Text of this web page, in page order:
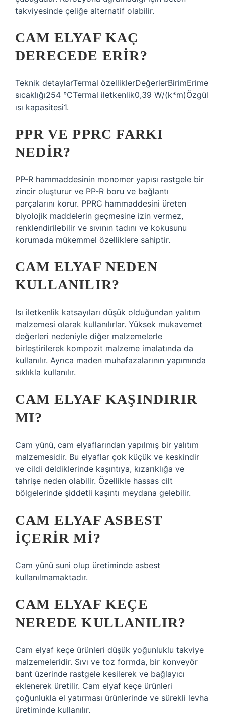
takviyesinde çeliğe alternatif olabilir.
CAM ELYAF KAÇ
DERECEDE ERIR?
Teknik detaylarTermal özelliklerDeğerlerBirimErime
sıcaklığı254 °CTermal iletkenlik0,39 W/(k*m)Özgül
ısı kapasitesi1.
PPR VE PPRC FARKI
NEDIR?
PP-R hammaddesinin monomer yapısı rastgele bir
zincir oluşturur ve PP-R boru ve bağlantı
parçalarını korur. PPRC hammaddesini üreten
biyolojik maddelerin geçmesine izin vermez,
renklendirilebilir ve sıvının tadını ve kokusunu
korumada mükemmel özelliklere sahiptir.
CAM ELYAF NEDEN
KULLANILIR?
Isı iletkenlik katsayıları düşük olduğundan yalıtım
malzemesi olarak kullanılırlar. Yüksek mukavemet
değerleri nedeniyle diğer malzemelerle
birleştirilerek kompozit malzeme imalatında da
kullanılır. Ayrıca maden muhafazalarının yapımında
sıklıkla kullanılır.
CAM ELYAF KAŞINDIRIR
MI?
Cam yünü, cam elyaflarından yapılmış bir yalıtım
malzemesidir. Bu elyaflar çok küçük ve keskindir
ve cildi deldiklerinde kaşıntıya, kızarıklığa ve
tahrişe neden olabilir. Özellikle hassas cilt
bölgelerinde şiddetli kaşıntı meydana gelebilir.
CAM ELYAF ASBEST
IÇERIR MI?
Cam yünü suni olup üretiminde asbest
kullanılmamaktadır.
CAM ELYAF KEÇE
NEREDE KULLANILIR?
Cam elyaf keçe ürünleri düşük yoğunluklu takviye
malzemeleridir. Sıvı ve toz formda, bir konveyör
bant üzerinde rastgele kesilerek ve bağlayıcı
eklenerek üretilir. Cam elyaf keçe ürünleri
çoğunlukla el yatırması ürünlerinde ve sürekli levha
üretiminde kullanılır.